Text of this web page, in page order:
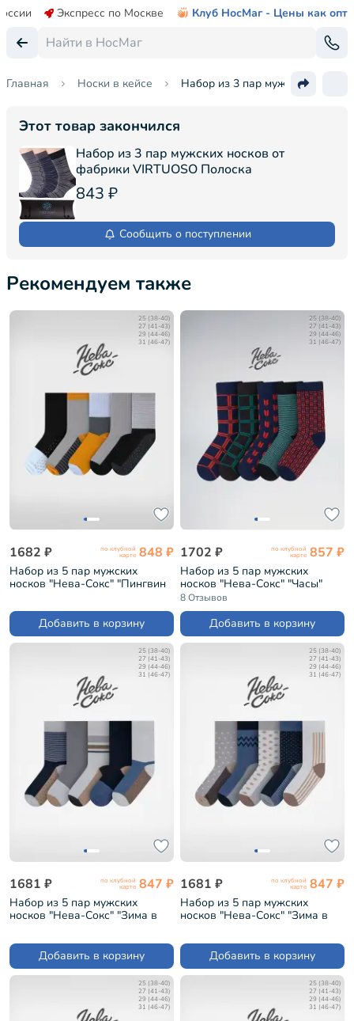
Экспресс по Москве Клуб НосМаг - Цены как опт
Главная Носки в кейсе Набор из 3 пар мужских носков
Этот товар закончился
Набор из 3 пар мужских носков от
фабрики VIRTUOSO Полоска
843 ₽
Сообщить о поступлении
Рекомендуем также
25 (38-40)
27 (41-43)
29 (44-46)
31 (46-47)
1682 ₽ по клубной
карте 848 ₽
Набор из 5 пар мужских
носков "Нева-Сокс" "Пингвин
Добавить в корзину
25 (38-40)
27 (41-43)
29 (44-46)
31 (46-47)
1702 ₽ по клубной
карте 857 ₽
Набор из 5 пар мужских
носков "Нева-Сокс" "Часы"
(НС-5-НМ212)
8 Отзывов
Добавить в корзину
25 (38-40)
27 (41-43)
29 (44-46)
31 (46-47)
1681 ₽ по клубной
карте 847 ₽
Набор из 5 пар мужских
носков "Нева-Сокс" "Зима в
Добавить в корзину
25 (38-40)
27 (41-43)
29 (44-46)
31 (46-47)
1681 ₽ по клубной
карте 847 ₽
Набор из 5 пар мужских
носков "Нева-Сокс" "Зима в
Добавить в корзину
25 (38-40)
27 (41-43)
29 (44-46)
31 (46-47)
25 (38-40)
27 (41-43)
29 (44-46)
31 (46-47)